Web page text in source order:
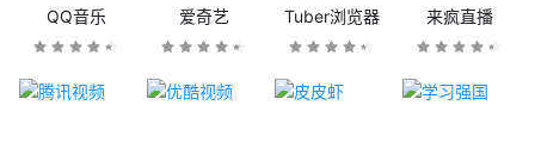
QQ音乐 爱奇艺 Tuber浏览器 来疯直播